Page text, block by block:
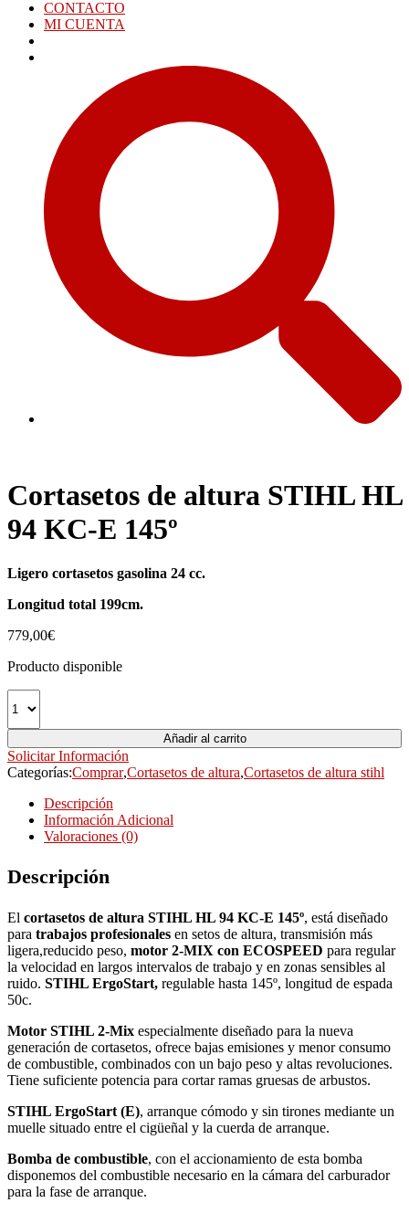
CONTACTO
MI CUENTA
Cortasetos de altura STIHL HL
94 KC-E 145º
Ligero cortasetos gasolina 24 cc.
Longitud total 199cm.
779,00€
Producto disponible
Añadir al carrito
Solicitar Información
Categorías:Comprar,Cortasetos de altura,Cortasetos de altura stihl
Descripción
Información Adicional
Valoraciones (0)
Descripción
El cortasetos de altura STIHL HL 94 KC-E 145º, está diseñado
para trabajos profesionales en setos de altura, transmisión más
ligera,reducido peso, motor 2-MIX con ECOSPEED para regular
la velocidad en largos intervalos de trabajo y en zonas sensibles al
ruido. STIHL ErgoStart, regulable hasta 145º, longitud de espada
50c.
Motor STIHL 2-Mix especialmente diseñado para la nueva
generación de cortasetos, ofrece bajas emisiones y menor consumo
de combustible, combinados con un bajo peso y altas revoluciones.
Tiene suficiente potencia para cortar ramas gruesas de arbustos.
STIHL ErgoStart (E), arranque cómodo y sin tirones mediante un
muelle situado entre el cigüeñal y la cuerda de arranque.
Bomba de combustible, con el accionamiento de esta bomba
disponemos del combustible necesario en la cámara del carburador
para la fase de arranque.